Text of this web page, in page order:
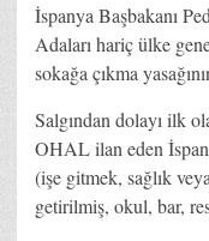
İspanya Başbakanı
Adaları hariç ülke
sokağa çıkma
Salgından dolayı ilk
OHAL ilan eden
(işe gitmek, sağlık
getirilmiş, okul, bar,